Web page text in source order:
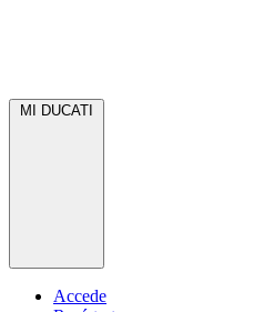
MI DUCATI
Accede